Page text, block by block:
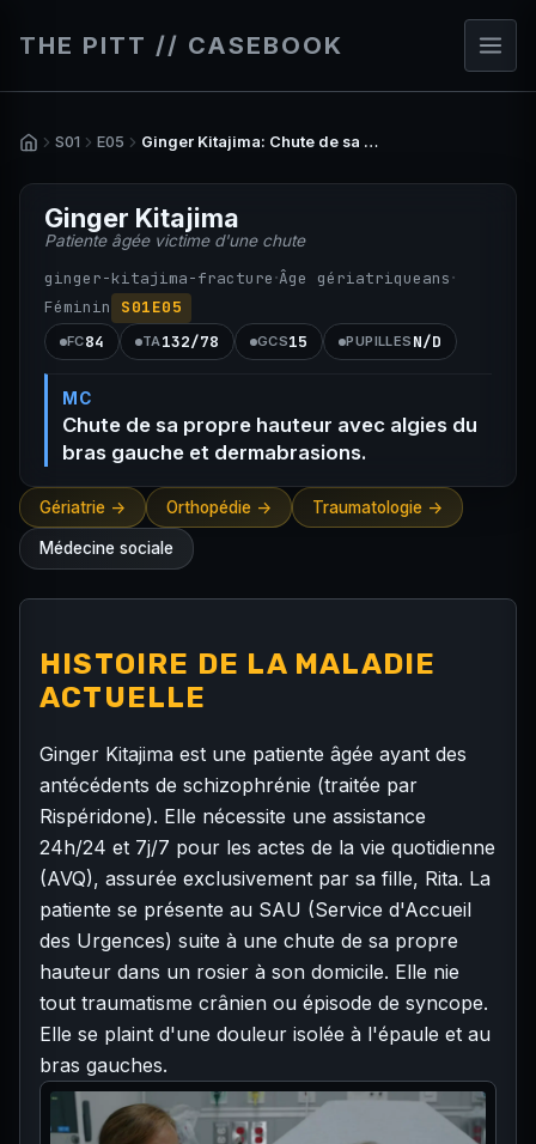
THE PITT // CASEBOOK
S01 E05 Ginger Kitajima: Chute de sa propre hauteur avec algies du bras gauche et dermabrasions.
Ginger Kitajima
Patiente âgée victime d'une chute
ginger-kitajima-fracture·Âge gériatriqueans·
Féminin S01E05
FC84 TA132/78 GCS15 PUPILLES N/D
MC
Chute de sa propre hauteur avec algies du
bras gauche et dermabrasions.
Gériatrie -> Orthopédie -> Traumatologie ->
Médecine sociale
HISTOIRE DE LA MALADIE
ACTUELLE
Ginger Kitajima est une patiente âgée ayant des
antécédents de schizophrénie (traitée par
Rispéridone). Elle nécessite une assistance
24h/24 et 7j/7 pour les actes de la vie quotidienne
(AVQ), assurée exclusivement par sa fille, Rita. La
patiente se présente au SAU (Service d'Accueil
des Urgences) suite à une chute de sa propre
hauteur dans un rosier à son domicile. Elle nie
tout traumatisme crânien ou épisode de syncope.
Elle se plaint d'une douleur isolée à l'épaule et au
bras gauches.